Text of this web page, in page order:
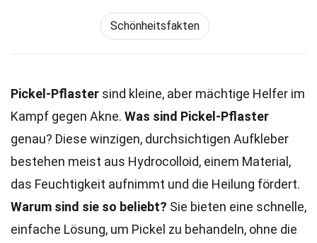
Schönheitsfakten
Pickel-Pflaster sind kleine, aber mächtige Helfer im
Kampf gegen Akne. Was sind Pickel-Pflaster
genau? Diese winzigen, durchsichtigen Aufkleber
bestehen meist aus Hydrocolloid, einem Material,
das Feuchtigkeit aufnimmt und die Heilung fördert.
Warum sind sie so beliebt? Sie bieten eine schnelle,
einfache Lösung, um Pickel zu behandeln, ohne die